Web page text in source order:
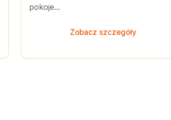
pokoje...
Zobacz szczegóły